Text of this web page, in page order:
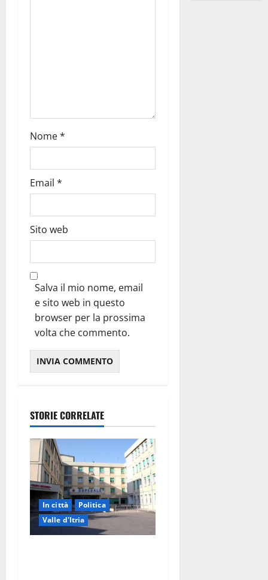
Nome*
Email *
Sito web
Salva il mio nome, email
e sito web in questo
browser per la prossima
volta che commento.
STORIE CORRELATE
In città
Politica
Valle d'Itria